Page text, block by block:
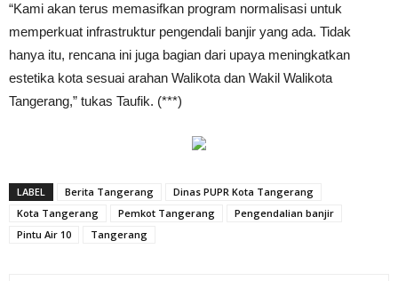
“Kami akan terus memasifkan program normalisasi untuk
memperkuat infrastruktur pengendali banjir yang ada. Tidak
hanya itu, rencana ini juga bagian dari upaya meningkatkan
estetika kota sesuai arahan Walikota dan Wakil Walikota
Tangerang,” tukas Taufik. (***)
LABEL Berita Tangerang
Dinas PUPR Kota Tangerang
Kota Tangerang
Pemkot Tangerang
Pengendalian banjir
Pintu Air 10
Tangerang